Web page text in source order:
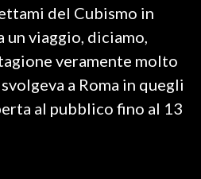
del Cubismo in
un viaggio, diciamo,
veramente molto
a Roma in quegli
al pubblico fino al 13